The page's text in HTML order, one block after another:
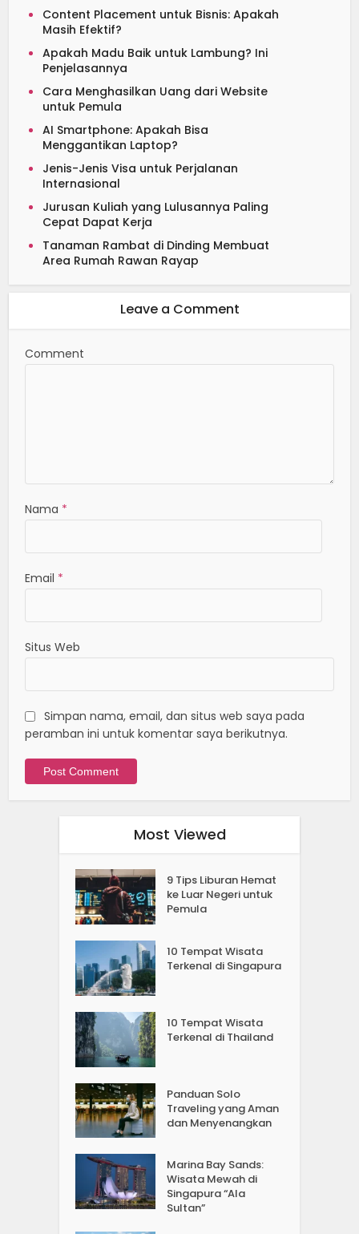
Content Placement untuk Bisnis: Apakah
Masih Efektif?
Apakah Madu Baik untuk Lambung? Ini
Penjelasannya
Cara Menghasilkan Uang dari Website
untuk Pemula
AI Smartphone: Apakah Bisa
Menggantikan Laptop?
Jenis-Jenis Visa untuk Perjalanan
Internasional
Jurusan Kuliah yang Lulusannya Paling
Cepat Dapat Kerja
Tanaman Rambat di Dinding Membuat
Area Rumah Rawan Rayap
Leave a Comment
Comment
Nama *
Email *
Situs Web
Simpan nama, email, dan situs web saya pada
peramban ini untuk komentar saya berikutnya.
Most Viewed
9 Tips Liburan Hemat
ke Luar Negeri untuk
Pemula
10 Tempat Wisata
Terkenal di Singapura
10 Tempat Wisata
Terkenal di Thailand
Panduan Solo
Traveling yang Aman
dan Menyenangkan
Marina Bay Sands:
Wisata Mewah di
Singapura “Ala
Sultan”